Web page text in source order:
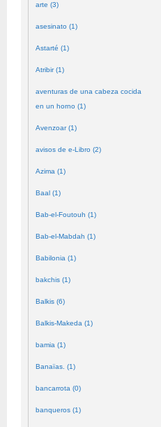
arte (3)
asesinato (1)
Astarté (1)
Atribir (1)
aventuras de una cabeza cocida
en un horno (1)
Avenzoar (1)
avisos de e-Libro (2)
Azima (1)
Baal (1)
Bab-el-Foutouh (1)
Bab-el-Mabdah (1)
Babilonia (1)
bakchis (1)
Balkis (6)
Balkis-Makeda (1)
bamia (1)
Banaïas. (1)
bancarrota (0)
banqueros (1)